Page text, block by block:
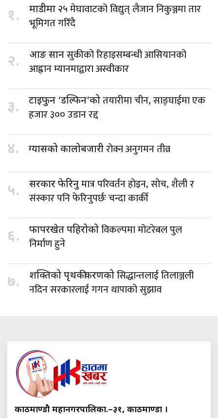
१. माडीमा २५ मेघावाटको विद्युत् लैजान निकुञ्जमा तार
भूमिगत गरिँदै
२. आङ सानसुकीको रिहाइसम्बन्धी आसियानको
आह्वान म्यानमाद्वारा अस्वीकार
३. टाइफुन ‘डल्फिन’कोतयारीमा चीन, साङ्घाईमा एक
हजार ३०० उडान रद्द
४. ग्यासको कालोबजारीरोक्न अनुगमन तीव्र
५. सरकार फेरिनुमात्र परिवर्तन होइन, सोच, शैली र
संस्कार पनि फेरिनुपर्छः चन्दा कार्की
६. फापरखेत पहिरोकोविकल्पमा मोटरेबल पुल
निर्माण हुने
७. शक्तिको पृथकीकरणकोसिद्धान्तलाई तिलाञ्जली
नदिन सरकारलाई गगन थापाको सुझाव
काठमाण्डौ महानगरपालिका.–३१, काठमाण्डौं ।